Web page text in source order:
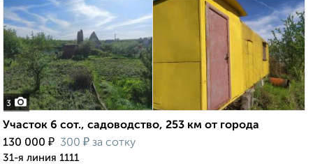
3
Участок 6 сот., садоводство, 253 км от города
130 000 ₽ 300 ₽ за сотку
31-я линия 1111